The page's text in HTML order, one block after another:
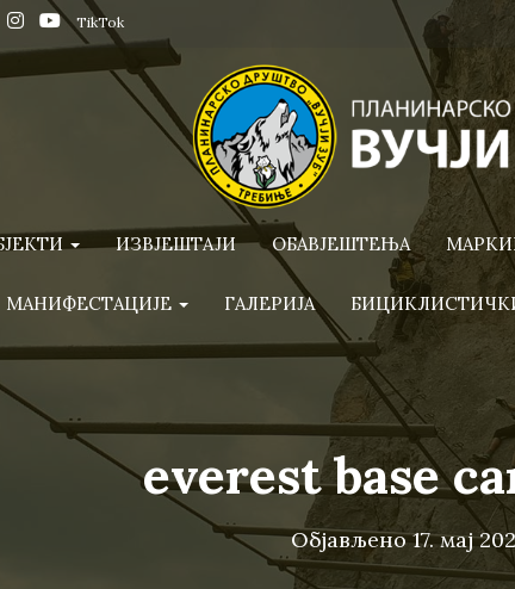
TikTok
ИЗВЈЕШТАЈИ ОБАВЈЕШТЕЊА
МАНИФЕСТАЦИЈЕ ГАЛЕРИЈА
everest base
Објављено17. мај